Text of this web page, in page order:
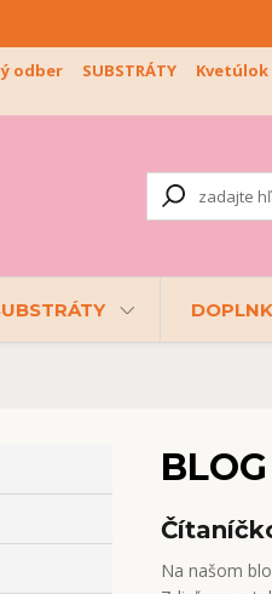
odber SUBSTRÁTY Kvetúlok
BLOG
Na našom